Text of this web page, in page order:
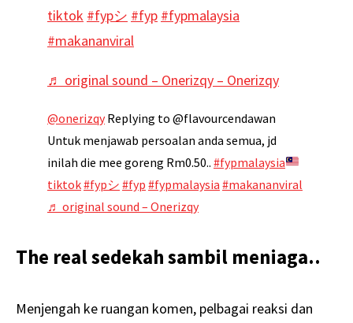
tiktok #fypシ #fyp #fypmalaysia
#makananviral
♬ original sound – Onerizqy – Onerizqy
@onerizqyReplying to @flavourcendawan
Untuk menjawab persoalan anda semua, jd
inilah die mee goreng Rm0.50.. #fypmalaysia
tiktok#fypシ #fyp #fypmalaysia #makananviral
♬ original sound – Onerizqy
The real sedekah sambil meniaga..
Menjengah ke ruangan komen, pelbagai reaksi dan